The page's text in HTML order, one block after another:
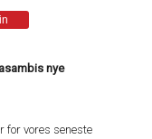
nye
for vores seneste